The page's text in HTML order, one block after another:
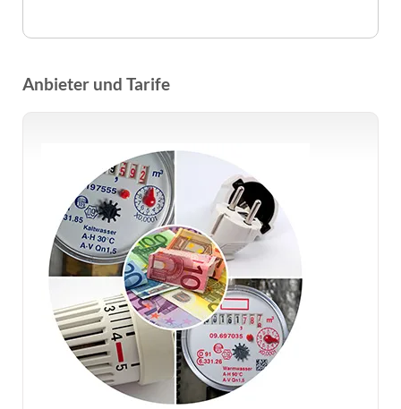
Anbieter und Tarife